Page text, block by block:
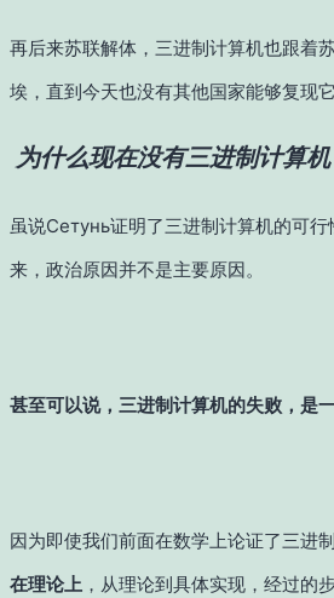
再后来苏联解体，三进制计算机也跟着
埃，直到今天也没有其他国家能够复现它
为什么现在没有三进制计算机
虽说Сетунь证明了三进制计算机的可行
来，政治原因并不是主要原因。
甚至可以说，三进制计算机的失败，是
因为即使我们前面在数学上论证了三进
在理论上 ，从理论到具体实现，经过的